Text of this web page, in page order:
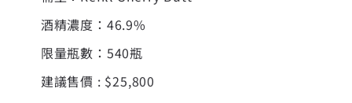
酒精濃度：46.9%
限量瓶數：540瓶
建議售價 : $25,800